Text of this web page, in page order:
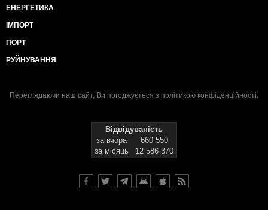
ЕНЕРГЕТИКА
ІМПОРТ
ПОРТ
РУЙНУВАННЯ
Переглядаючи наш сайт, Ви погоджуєтеся з політикою конфіденційності.
Відвідуваність
за вчора
660 550
за місяць
12 586 370